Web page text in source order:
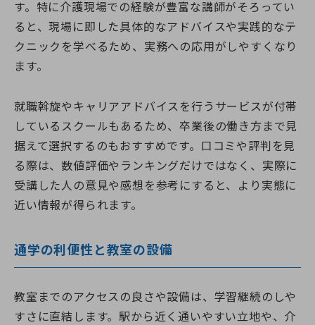
す。特に介護現場での経験が豊富な講師がそろってい
ると、現場に即した具体的なアドバイスや実践的なテ
クニックを学べるため、実務への応用がしやすくなり
ます。
就職斡旋やキャリアアドバイスを行うサービスが付帯
しているスクールもあるため、卒業後の働き方まで見
据えて選択するのもおすすめです。口コミや評判を見
る際は、数値評価やランキングだけではなく、実際に
受講した人の意見や感想を参考にすると、より実態に
近い情報が得られます。
通学の利便性と教室の設備
教室までのアクセスの良さや設備は、学習継続のしや
すさに直結します。駅から近く通いやすい立地や、介